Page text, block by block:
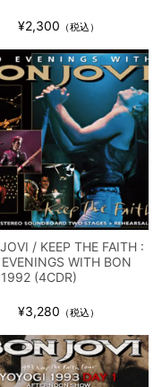
公演 FHD 完全収録！
ツ W.O.A. 公演 FHD 完
2公演 SBD 完全収録！
¥2,300 （税込）
/ KEEP THE FAITH :
WITH BON
(4CDR)
¥3,280 （税込）